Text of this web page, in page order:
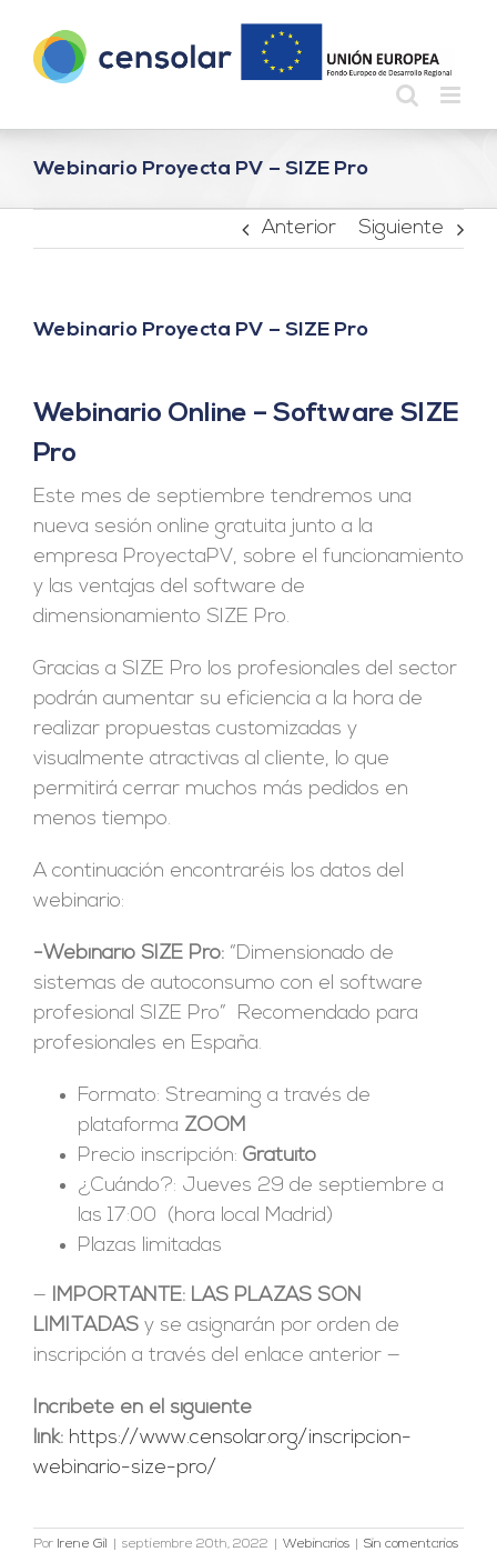
contenido
Webinario Proyecta PV – SIZE Pro
Anterior Siguiente
Webinario Proyecta PV – SIZE Pro
Webinario Online – Software SIZE
Pro
Este mes de septiembre tendremos una
nueva sesión online gratuita junto a la
empresa ProyectaPV, sobre el funcionamiento
y las ventajas del software de
dimensionamiento SIZE Pro.
Gracias a SIZE Pro los profesionales del sector
podrán aumentar su eficiencia a la hora de
realizar propuestas customizadas y
visualmente atractivas al cliente, lo que
permitirá cerrar muchos más pedidos en
menos tiempo.
A continuación encontraréis los datos del
webinario:
-Webinario SIZE Pro:“Dimensionado de
sistemas de autoconsumo con el software
profesional SIZE Pro” Recomendado para
profesionales en España.
Formato: Streaming a través de
plataforma ZOOM
Precio inscripción: Gratuito
¿Cuándo?: Jueves 29 de septiembre a
las 17:00 (hora local Madrid)
Plazas limitadas
— IMPORTANTE: LAS PLAZAS SON
LIMITADASy se asignarán por orden de
inscripción a través del enlace anterior —
Incríbete en el siguiente
link: https://www.censolar.org/inscripcion-
webinario-size-pro/
Por Irene Gil septiembre 20th, 2022 Webinarios Sin comentarios